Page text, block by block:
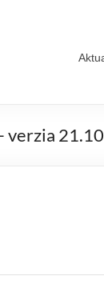
verzia